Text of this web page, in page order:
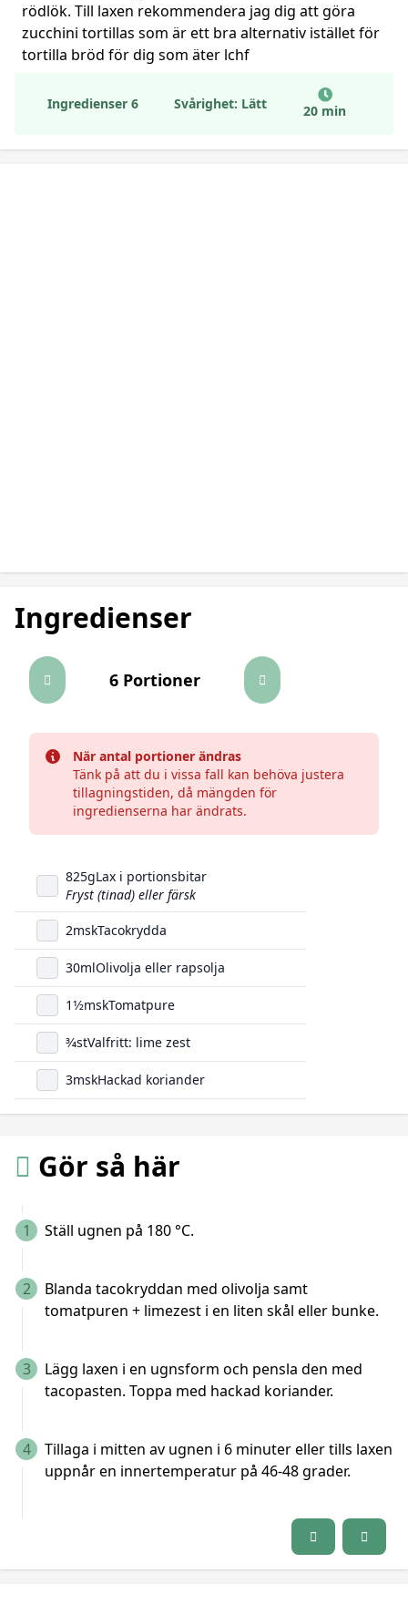
rödlök. Till laxen rekommendera jag dig att göra
zucchini tortillas som är ett bra alternativ istället för
tortilla bröd för dig som äter lchf
Ingredienser 6 Svårighet: Lätt 20 min
Ingredienser
6 Portioner
När antal portioner ändras
Tänk på att du i vissa fall kan behöva justera
tillagningstiden, då mängden för
ingredienserna har ändrats.
825gLax i portionsbitar
Fryst (tinad) eller färsk
2mskTacokrydda
30mlOlivolja eller rapsolja
11/2mskTomatpure
3/4stValfritt: lime zest
3mskHackad koriander
Gör så här
1 Ställ ugnen på 180 °C.
2
Blanda tacokryddan med olivolja samt
tomatpuren + limezest i en liten skål eller bunke.
3
Lägg laxen i en ugnsform och pensla den med
tacopasten. Toppa med hackad koriander.
4
Tillaga i mitten av ugnen i 6 minuter eller tills laxen
uppnår en innertemperatur på 46-48 grader.